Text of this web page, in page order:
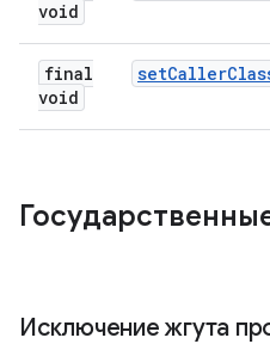
void
final
void
setCaller
Исключение жгута